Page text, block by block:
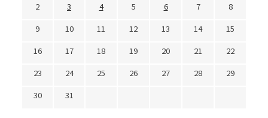
2
3 4 5 6 7
8
9
10 11 12 13 14
15
16
17 18 19 20 21
22
23
24 25 26 27 28
29
30
31